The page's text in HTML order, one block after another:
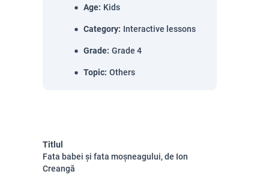
Age: Kids
Category: Interactive lessons
Grade: Grade 4
Topic: Others
Titlul
Fata babei și fata moșneagului, de Ion
Creangă